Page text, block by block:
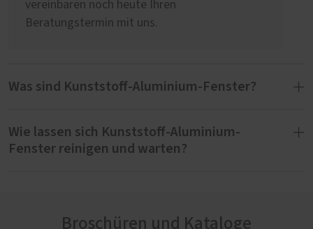
vereinbaren noch heute Ihren
Beratungstermin mit uns.
Was sind Kunststoff-Aluminium-Fenster?
Kunststoff-Aluminium-Fenster bestehen aus
einem Kunststoff-Rahmen und einer auf der
Regen, Wind oder UV-Strahlung. Ein weiterer
Wie lassen sich Kunststoff-Aluminium-
Fenster reinigen und warten?
Broschüren und Kataloge